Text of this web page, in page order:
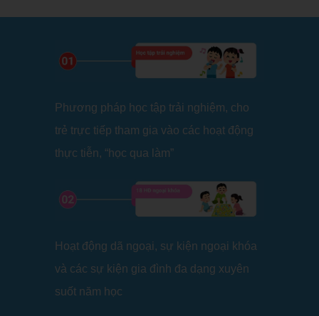
Phương pháp học tập trải nghiệm, cho
trẻ trực tiếp tham gia vào các hoạt động
thực tiễn, “học qua làm”
Hoạt động dã ngoại, sự kiện ngoại khóa
và các sự kiện gia đình đa dạng xuyên
suốt năm học